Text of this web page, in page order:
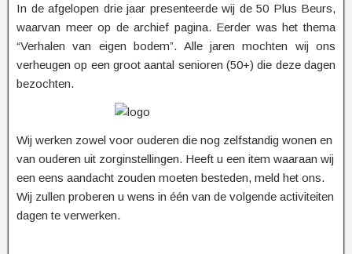
In de afgelopen drie jaar presenteerde wij de 50 Plus Beurs,
waarvan meer op de archief pagina. Eerder was het thema
“Verhalen van eigen bodem”. Alle jaren mochten wij ons
verheugen op een groot aantal senioren (50+) die deze dagen
bezochten.
Wij werken zowel voor ouderen die nog zelfstandig wonen en
van ouderen uit zorginstellingen. Heeft u een item waaraan wij
een eens aandacht zouden moeten besteden, meld het ons.
Wij zullen proberen u wens in één van de volgende activiteiten
dagen te verwerken.